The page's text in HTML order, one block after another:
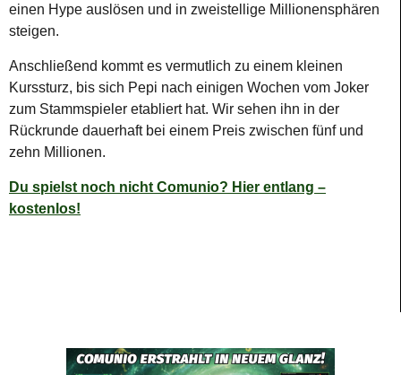
einen Hype auslösen und in zweistellige Millionensphären
steigen.
Anschließend kommt es vermutlich zu einem kleinen
Kurssturz, bis sich Pepi nach einigen Wochen vom Joker
zum Stammspieler etabliert hat. Wir sehen ihn in der
Rückrunde dauerhaft bei einem Preis zwischen fünf und
zehn Millionen.
Du spielst noch nicht Comunio? Hier entlang –
kostenlos!